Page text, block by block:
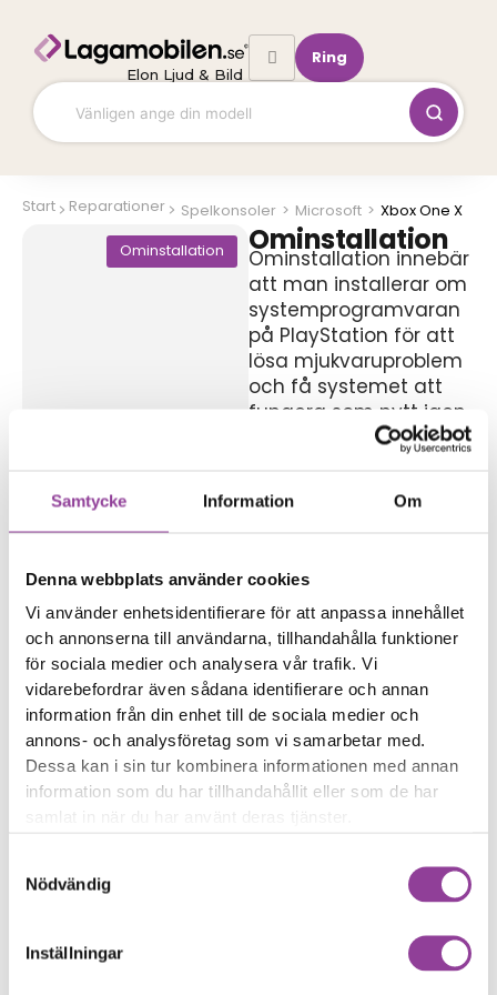
Samtycke Information Om
Denna webbplats använder cookies
Vi använder enhetsidentifierare för att anpassa innehållet
och annonserna till användarna, tillhandahålla funktioner
för sociala medier och analysera vår trafik. Vi
vidarebefordrar även sådana identifierare och annan
information från din enhet till de sociala medier och
annons- och analysföretag som vi samarbetar med.
Dessa kan i sin tur kombinera informationen med annan
information som du har tillhandahållit eller som de har
samlat in när du har använt deras tjänster.
Nödvändig
Inställningar
innehåll
Elon Ljud & Bild
Ring
Start Reparationer Spelkonsoler > Microsoft > Xbox One X
Ominstallation
Ominstallation
Ominstallation innebär
att man installerar om
systemprogramvaran
på PlayStation för att
lösa mjukvaruproblem
och få systemet att
fungera som nytt igen.
kr
Långsam prestanda
Startproblem (konsolen
bootar inte korrekt)
Reparationstid – Ca 120
minuter
Boka tid
Fler reparationer för samma
modell
Rengöring599,00